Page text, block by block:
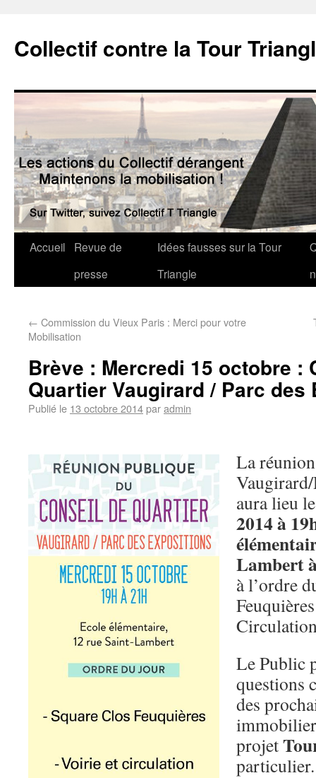
Collectif contre la Tour
Accueil
Revue de
presse
Idées fausses sur la Tour
Triangle
← Commission du Vieux Paris : Merci pour votre
Mobilisation
Brève : Mercredi 15 octobre :
Quartier Vaugirard / Parc
Publié le 13 octobre 2014paradmin
La
aura lieu
2014 à
Lambert
à l’ordre
Le Public
questions
des
projet
particulier.